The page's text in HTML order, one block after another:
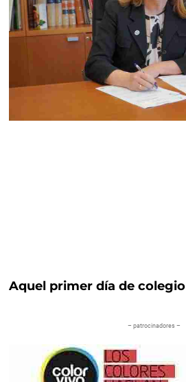
Aquel primer día de colegio
– patrocinadores –